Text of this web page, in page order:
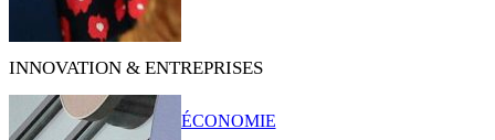
INNOVATION & ENTREPRISES
ÉCONOMIE